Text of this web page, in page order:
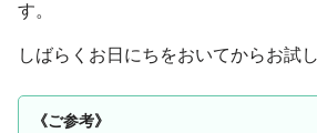
す。
しばらくお日にちをおいてからお試
《ご参考》